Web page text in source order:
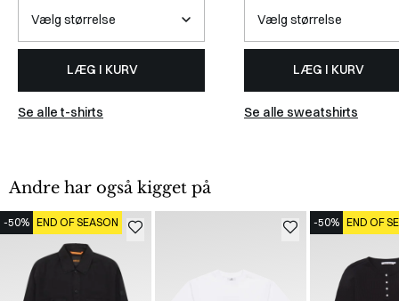
LÆG I KURV
Se alle t-shirts
LÆG I KURV
Se alle sweatshirts
Andre har også kigget på
-50% END OF SEASON -50% END OF